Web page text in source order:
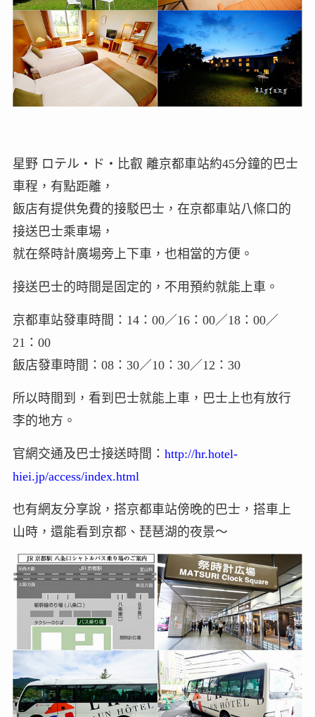
星野 ロテル・ド・比叡 離京都車站約45分鐘的巴士
車程，有點距離，
飯店有提供免費的接駁巴士，在京都車站八條口的
接送巴士乘車場，
就在祭時計廣場旁上下車，也相當的方便。
接送巴士的時間是固定的，不用預約就能上車。
京都車站發車時間：14：00／16：00／18：00／
21：00
飯店發車時間：08：30／10：30／12：30
所以時間到，看到巴士就能上車，巴士上也有放行
李的地方。
官網交通及巴士接送時間： http://hr.hotel-
hiei.jp/access/index.html
也有網友分享說，搭京都車站傍晚的巴士，搭車上
山時，還能看到京都、琵琶湖的夜景～